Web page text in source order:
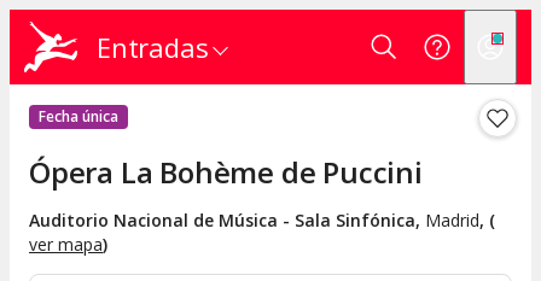
Entradas
Fecha única
Ópera La Bohème de Puccini
Auditorio Nacional de Música - Sala Sinfónica, Madrid, (
ver mapa)